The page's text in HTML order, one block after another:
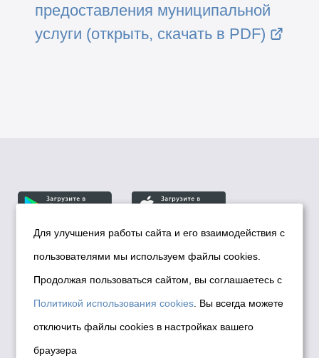
предоставления муниципальной
услуги (открыть, скачать в PDF)
© Департамент информационной политики мэрии
города Новосибирска, 2026
Политика использования Cookies
Политика по обработке персональных
данных в информационных системах
мэрии города Новосибирска
Для улучшения работы сайта и его взаимодействия с
пользователями мы используем файлы cookies.
Продолжая пользоваться сайтом, вы соглашаетесь с
Политикой использования cookies . Вы всегда можете
отключить файлы cookies в настройках вашего
браузера